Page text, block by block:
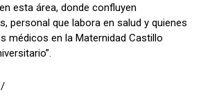
esta área, donde confluyen
personal que labora en salud y quienes
médicos en la Maternidad Castillo